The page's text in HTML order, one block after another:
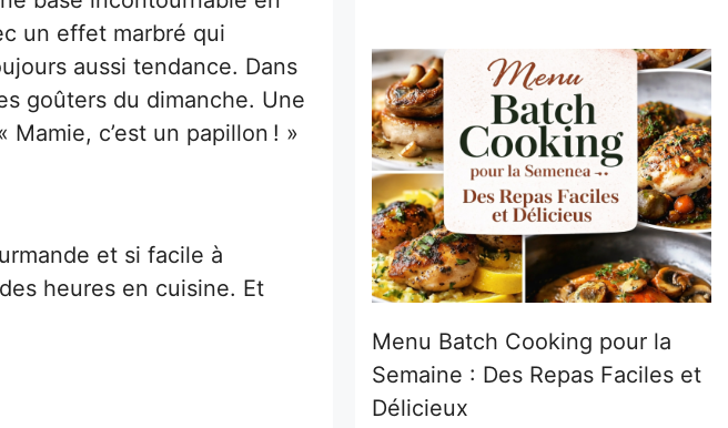
un effet marbré qui
aussi tendance. Dans
goûters du dimanche. Une
c’est un papillon ! »
et si facile à
heures en cuisine. Et
Menu Batch Cooking pour la
Semaine : Des Repas Faciles et
Délicieux